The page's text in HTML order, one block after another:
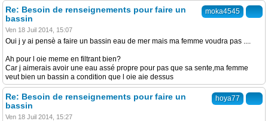
moka4545
Re: Besoin de renseignements pour faire un
bassin
Ven 18 Juil 2014, 15:07
Oui j y ai pensè a faire un bassin eau de mer mais ma femme voudra pas ....
Ah pour l oie meme en filtrant bien?
Car j aimerais avoir une eau assé propre pour pas que sa sente,ma femme
veut bien un bassin a condition que l oie aie dessus
hoya77
Re: Besoin de renseignements pour faire un
bassin
Ven 18 Juil 2014, 15:27